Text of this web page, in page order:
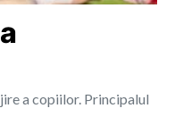
a copiilor. Principalul